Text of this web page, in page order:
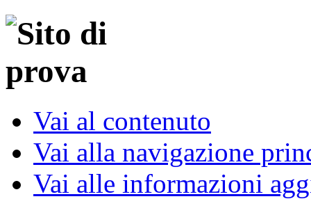
Vai al contenuto
Vai alla navigazione
Vai alle informazioni